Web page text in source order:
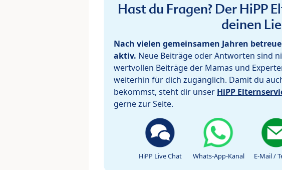
Hast du Fragen? Der HiPP
deinen
Nach vielen gemeinsamen Jahren
aktiv. Neue Beiträge oder Antworten sind
wertvollen Beiträge der Mamas und
weiterhin für dich zugänglich. Damit du
bekommst, steht dir unser HiPP
gerne zur Seite.
HiPP Live Chat Whats-App-Kanal E-Mail /